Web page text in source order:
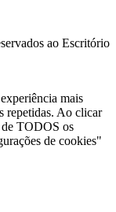
ao Escritório
mais
repetidas. Ao clicar
TODOS os
de cookies"